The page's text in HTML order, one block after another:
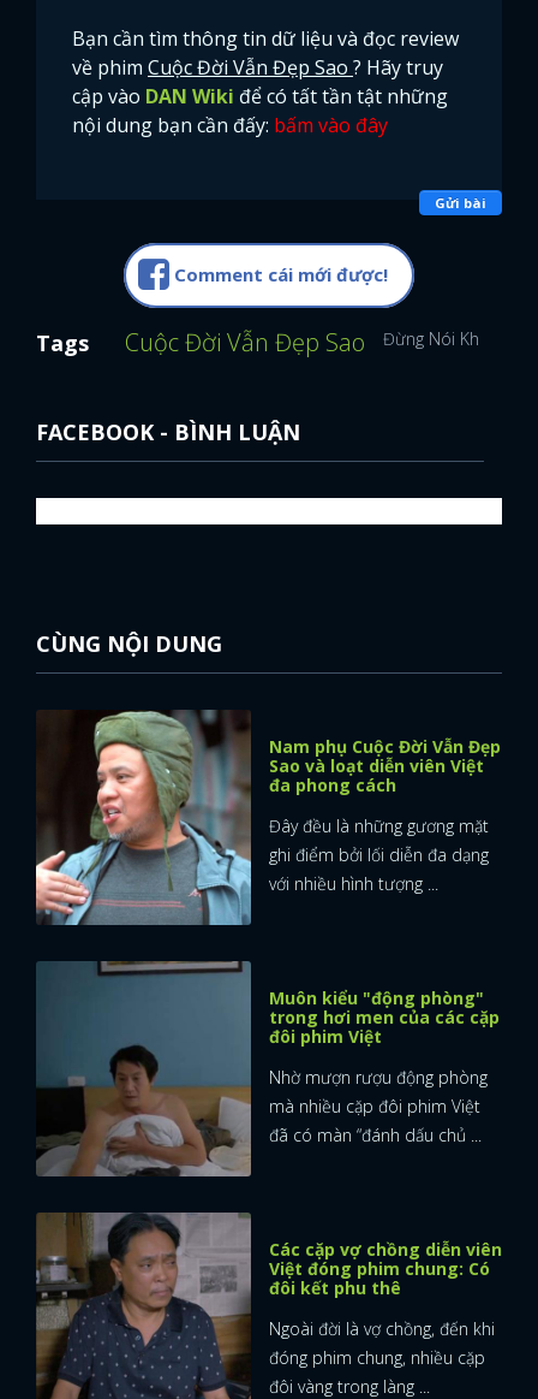
Bạn cần tìm thông tin dữ liệu và đọc review
về phim Cuộc Đời Vẫn Đẹp Sao ? Hãy truy
cập vào DAN Wiki để có tất tần tật những
nội dung bạn cần đấy: bấm vào đây
Gửi bài
Comment cái mới được!
Tags Cuộc Đời Vẫn Đẹp Sao Đừng Nói Khi Yêu
FACEBOOK - BÌNH LUẬN
CÙNG NỘI DUNG
Nam phụ Cuộc Đời Vẫn Đẹp
Sao và loạt diễn viên Việt
đa phong cách
Đây đều là những gương mặt
ghi điểm bởi lối diễn đa dạng
với nhiều hình tượng ...
Muôn kiểu "động phòng"
trong hơi men của các cặp
đôi phim Việt
Nhờ mượn rượu động phòng
mà nhiều cặp đôi phim Việt
đã có màn “đánh dấu chủ ...
Các cặp vợ chồng diễn viên
Việt đóng phim chung: Có
đôi kết phu thê
Ngoài đời là vợ chồng, đến khi
đóng phim chung, nhiều cặp
đôi vàng trong làng ...